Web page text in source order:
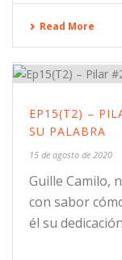
Read More
EP15(T2) –
SU PALABRA
15 de agosto de 2020
Guille Camilo,
con sabor
él su